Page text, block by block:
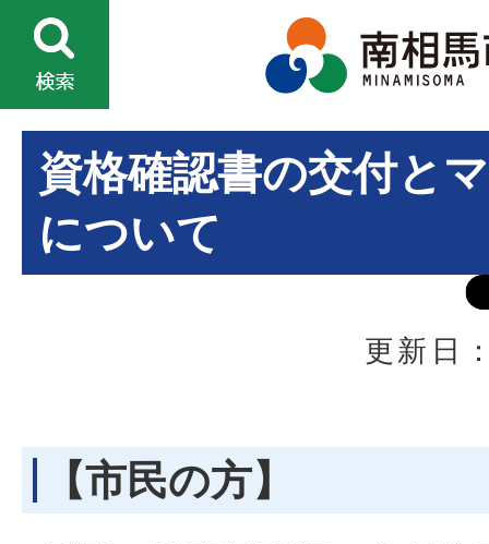
資格確認書の交付と
について
更新日
【市民の方】